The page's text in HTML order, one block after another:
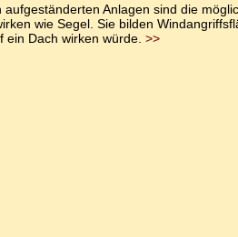
Anlagen sind die
wie Segel. Sie bilden
Dach wirken würde. >>